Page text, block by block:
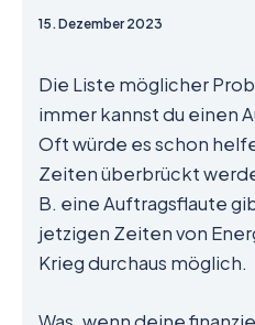
15. Dezember 2023
Die Liste möglicher
immer kannst du einen
Oft würde es schon
Zeiten überbrückt
B. eine Auftragsflaute
jetzigen Zeiten von
Krieg durchaus möglich.